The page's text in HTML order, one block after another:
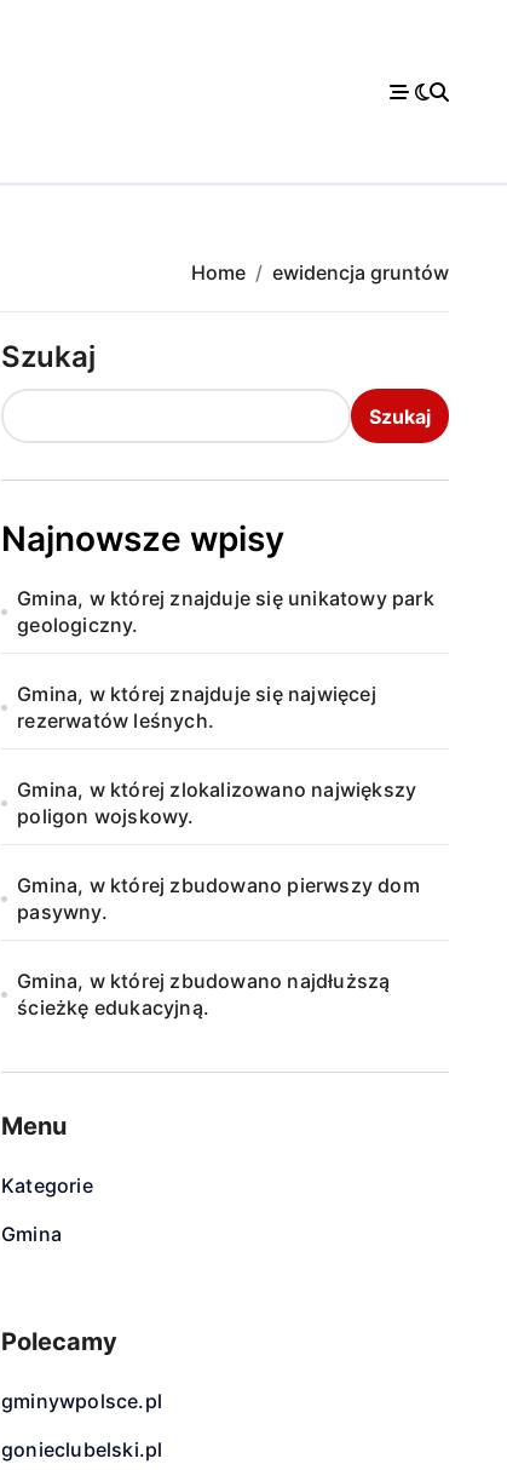
Home ewidencja gruntów
Szukaj
Szukaj
Najnowsze wpisy
Gmina, w której znajduje się unikatowy park
geologiczny.
Gmina, w której znajduje się najwięcej
rezerwatów leśnych.
Gmina, w której zlokalizowano największy
poligon wojskowy.
Gmina, w której zbudowano pierwszy dom
pasywny.
Gmina, w której zbudowano najdłuższą
ścieżkę edukacyjną.
Menu
Kategorie
Gmina
Polecamy
gminywpolsce.pl
gonieclubelski.pl